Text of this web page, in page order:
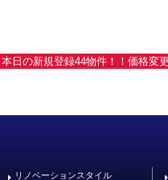
本日の新規登録44物件！！価格変
リノベーションスタイル